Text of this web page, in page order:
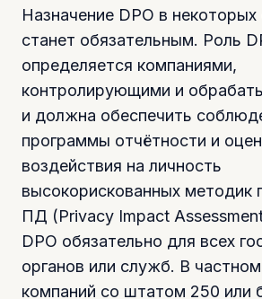
Назначение DPO в некоторых
станет обязательным. Роль
определяется компаниями,
контролирующими и
и должна обеспечить
программы отчётности и
воздействия на личность
высокорискованных методик
ПД (Privacy Impact
DPO обязательно для всех
органов или служб. В
компаний со штатом 250 или